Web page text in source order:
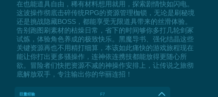
在也能道具自由，稀有材料想用就用，探索剧情快如闪电。
这波操作彻底击碎传统RPG的资源管理枷锁，无论是刷秘境
还是挑战隐藏BOSS，都能享受无限道具带来的丝滑体验。
告别跑图刷素材的枯燥日常，省下的时间够你多打几轮剑冢
试炼，体验角色养成的极致快乐。黑魔导书、强化结晶这些
关键资源再也不用精打细算，本该如此痛快的游戏旅程现在
能让你打出更多骚操作，连神依连携技都能放得更随心所
欲。冒险者们快把资源不减的神操作安排上，让传说之旅彻
底解放双手，专注输出你的华丽连招！
巨量经验 F7